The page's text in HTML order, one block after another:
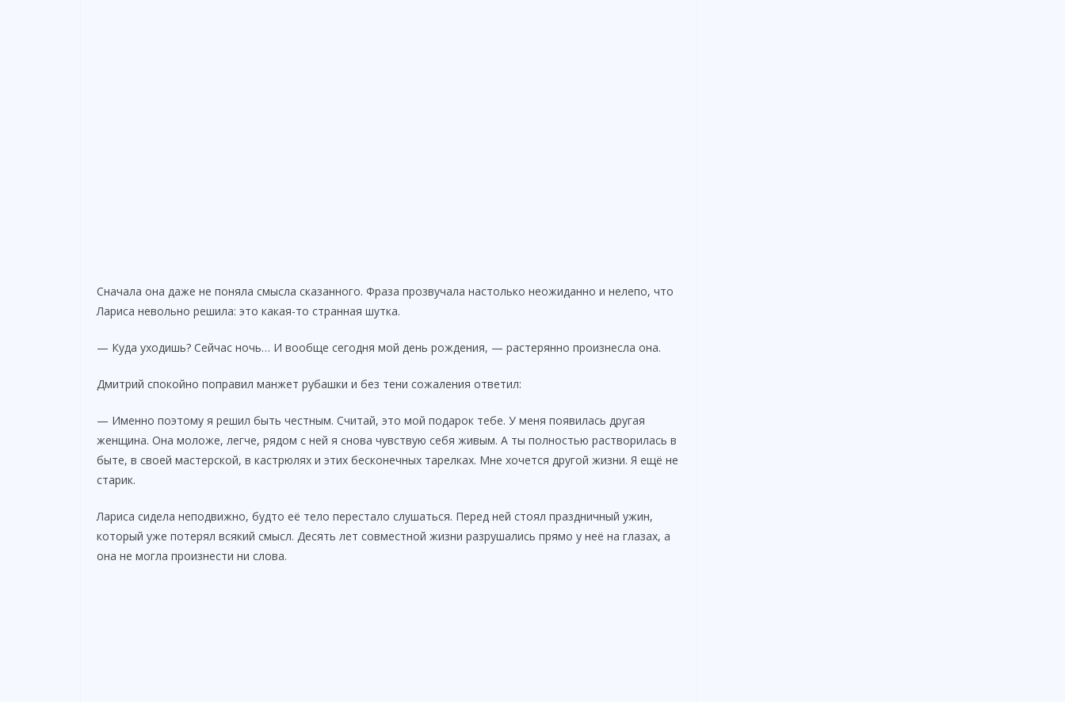
Сначала она даже не поняла смысла сказанного. Фраза прозвучала настолько неожиданно и нелепо, что
Лариса невольно решила: это какая-то странная шутка.
— Куда уходишь? Сейчас ночь… И вообще сегодня мой день рождения, — растерянно произнесла она.
Дмитрий спокойно поправил манжет рубашки и без тени сожаления ответил:
— Именно поэтому я решил быть честным. Считай, это мой подарок тебе. У меня появилась другая
женщина. Она моложе, легче, рядом с ней я снова чувствую себя живым. А ты полностью растворилась в
быте, в своей мастерской, в кастрюлях и этих бесконечных тарелках. Мне хочется другой жизни. Я ещё не
старик.
Лариса сидела неподвижно, будто её тело перестало слушаться. Перед ней стоял праздничный ужин,
который уже потерял всякий смысл. Десять лет совместной жизни разрушались прямо у неё на глазах, а
она не могла произнести ни слова.